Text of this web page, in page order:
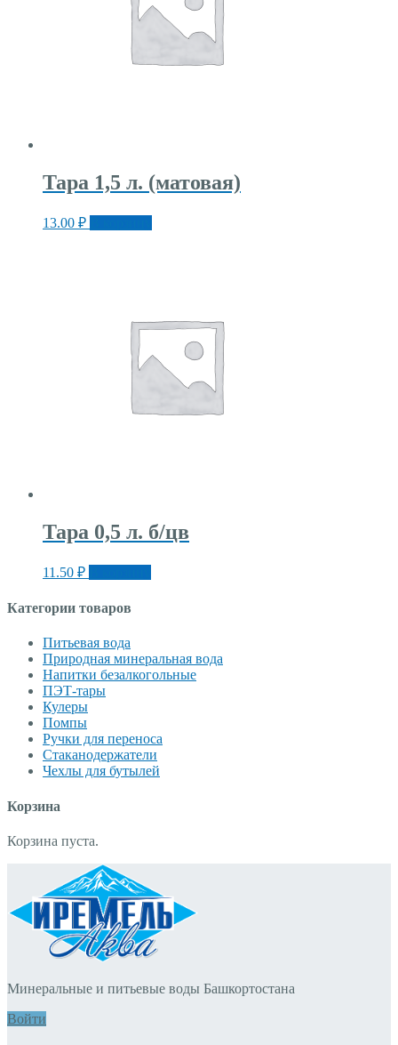
Тара 1,5 л. (матовая)
13.00 ₽
Тара 0,5 л. б/цв
11.50 ₽
Категории товаров
Питьевая вода
Природная минеральная вода
Напитки безалкогольные
ПЭТ-тары
Кулеры
Помпы
Ручки для переноса
Стаканодержатели
Чехлы для бутылей
Корзина
Корзина пуста.
Минеральные и питьевые воды Башкортостана
Войти